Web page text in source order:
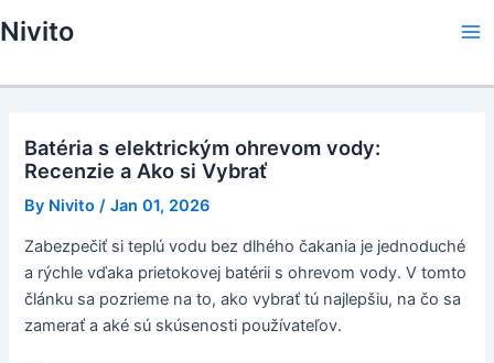
to
Nivito
Batéria s elektrickým ohrevom vody:
Recenzie a Ako si Vybrať
By Nivito /Jan 01, 2026
Zabezpečiť si teplú vodu bez dlhého čakania je jednoduché
a rýchle vďaka prietokovej batérii s ohrevom vody. V tomto
článku sa pozrieme na to, ako vybrať tú najlepšiu, na čo sa
zamerať a aké sú skúsenosti používateľov.